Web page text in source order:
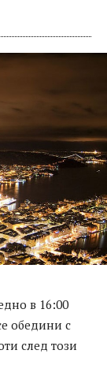
в 16:00
обедини с
след този